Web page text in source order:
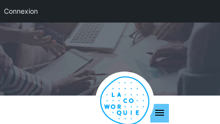
Connexion